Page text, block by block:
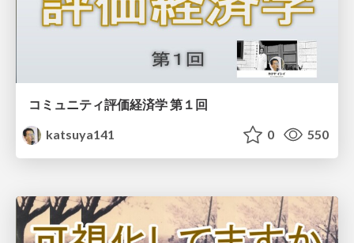
コミュニティ評価経済学 第１回
katsuya141
0 550